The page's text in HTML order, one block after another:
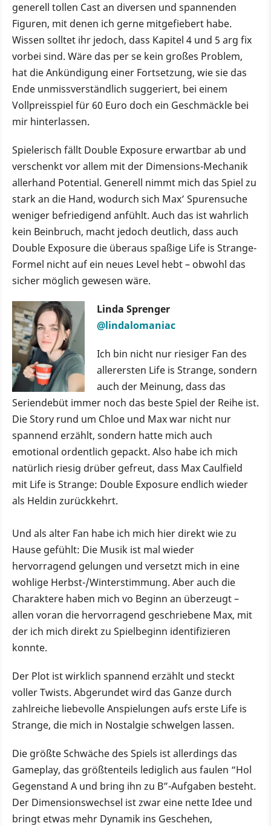
generell tollen Cast an diversen und spannenden
Figuren, mit denen ich gerne mitgefiebert habe.
Wissen solltet ihr jedoch, dass Kapitel 4 und 5 arg fix
vorbei sind. Wäre das per se kein großes Problem,
hat die Ankündigung einer Fortsetzung, wie sie das
Ende unmissverständlich suggeriert, bei einem
Vollpreisspiel für 60 Euro doch ein Geschmäckle bei
mir hinterlassen.
Spielerisch fällt Double Exposure erwartbar ab und
verschenkt vor allem mit der Dimensions-Mechanik
allerhand Potential. Generell nimmt mich das Spiel zu
stark an die Hand, wodurch sich Max’ Spurensuche
weniger befriedigend anfühlt. Auch das ist wahrlich
kein Beinbruch, macht jedoch deutlich, dass auch
Double Exposure die überaus spaßige Life is Strange-
Formel nicht auf ein neues Level hebt – obwohl das
sicher möglich gewesen wäre.
Linda Sprenger
@lindalomaniac
Ich bin nicht nur riesiger Fan des
allerersten Life is Strange, sondern
auch der Meinung, dass das
Seriendebüt immer noch das beste Spiel der Reihe ist.
Die Story rund um Chloe und Max war nicht nur
spannend erzählt, sondern hatte mich auch
emotional ordentlich gepackt. Also habe ich mich
natürlich riesig drüber gefreut, dass Max Caulfield
mit Life is Strange: Double Exposure endlich wieder
als Heldin zurückkehrt.
Und als alter Fan habe ich mich hier direkt wie zu
Hause gefühlt: Die Musik ist mal wieder
hervorragend gelungen und versetzt mich in eine
wohlige Herbst-/Winterstimmung. Aber auch die
Charaktere haben mich vo Beginn an überzeugt –
allen voran die hervorragend geschriebene Max, mit
der ich mich direkt zu Spielbeginn identifizieren
konnte.
Der Plot ist wirklich spannend erzählt und steckt
voller Twists. Abgerundet wird das Ganze durch
zahlreiche liebevolle Anspielungen aufs erste Life is
Strange, die mich in Nostalgie schwelgen lassen.
Die größte Schwäche des Spiels ist allerdings das
Gameplay, das größtenteils lediglich aus faulen “Hol
Gegenstand A und bring ihn zu B”-Aufgaben besteht.
Der Dimensionswechsel ist zwar eine nette Idee und
bringt etwas mehr Dynamik ins Geschehen,